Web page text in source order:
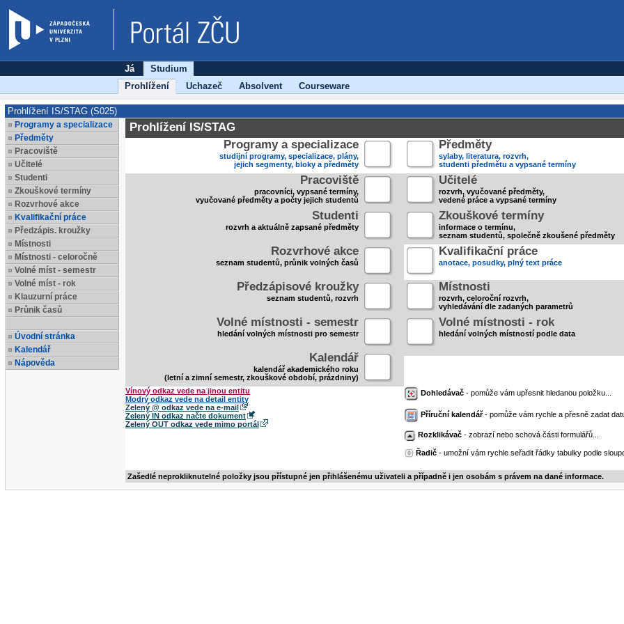
Já
Studium
Prohlížení
Uchazeč Absolvent Courseware
Prohlížení IS/STAG (S025)
Programy a specializace
Předměty
Pracoviště
Učitelé
Studenti
Zkouškové termíny
Rozvrhové akce
Kvalifikační práce
Předzápis. kroužky
Místnosti
Místnosti - celoročně
Volné míst - semestr
Volné míst - rok
Klauzurní práce
Průnik časů
Úvodní stránka
Kalendář
Nápověda
Prohlížení IS/STAG
Programy a specializace
studijní programy, specializace, plány,
jejich segmenty, bloky a předměty
Předměty
sylaby, literatura, rozvrh,
studenti předmětu a vypsané termíny
Pracoviště
pracovníci, vypsané termíny,
vyučované předměty a počty jejich studentů
Učitelé
rozvrh, vyučované předměty,
vedené práce a vypsané termíny
Studenti
rozvrh a aktuálně zapsané předměty
Zkouškové termíny
informace o termínu,
seznam studentů, společně zkoušené předměty
Rozvrhové akce
seznam studentů, průnik volných časů
Kvalifikační práce
anotace, posudky, plný text práce
Předzápisové kroužky
seznam studentů, rozvrh
Místnosti
rozvrh, celoroční rozvrh,
vyhledávání dle zadaných parametrů
Volné místnosti - semestr
hledání volných místnosti pro semestr
Volné místnosti - rok
hledání volných místností podle data
Kalendář
kalendář akademického roku
(letní a zimní semestr, zkouškové období, prázdniny)
Vínový odkaz vede na jinou entitu
Modrý odkaz vede na detail entity
Zelený @ odkaz vede na e-mail
Zelený IN odkaz načte dokument
Zelený OUT odkaz vede mimo portál
Dohledávač - pomůže vám upřesnit hledanou položku...
Příruční kalendář- pomůže vám rychle a přesně zadat
Rozklikávač - zobrazí nebo schová části formulářů...
Řadič - umožní vám rychle seřadit řádky tabulky podle
Zašedlé neprokliknutelné položky jsou přístupné jen přihlášenému uživateli a případně i jen osobám s právem na dané informace.